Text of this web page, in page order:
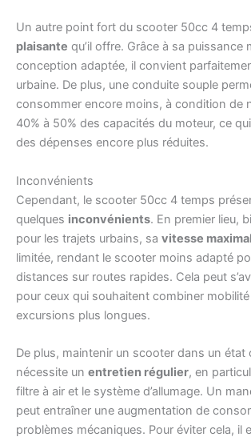
Un autre point fort du scooter 50cc 4
plaisante qu’il offre. Grâce à sa puissance
conception adaptée, il convient
urbaine. De plus, une conduite souple
consommer encore moins, à condition de
40% à 50% des capacités du moteur, ce
des dépenses encore plus réduites.
Inconvénients
Cependant, le scooter 50cc 4 temps
quelques inconvénients. En premier lieu,
pour les trajets urbains, sa vitesse
limitée, rendant le scooter moins adapté
distances sur routes rapides. Cela peut
pour ceux qui souhaitent combiner
excursions plus longues.
De plus, maintenir un scooter dans un état
nécessite un entretien régulier, en
filtre à air et le système d’allumage. Un
peut entraîner une augmentation de
problèmes mécaniques. Pour éviter cela, il